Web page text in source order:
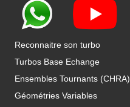
Reconnaitre son turbo
Turbos Base Echange
Ensembles Tournants (CHRA)
Géométries Variables